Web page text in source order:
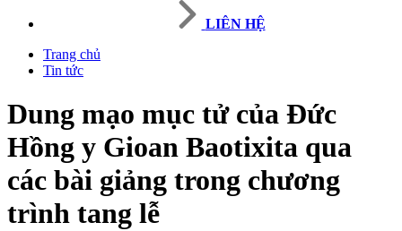
LIÊN HỆ
Trang chủ
Tin tức
Dung mạo mục tử của Đức
Hồng y Gioan Baotixita qua
các bài giảng trong chương
trình tang lễ